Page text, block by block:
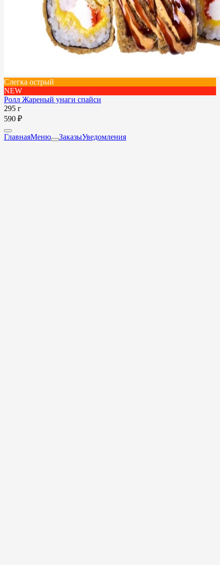
Слегка острый
NEW
Ролл Жареный унаги спайси
295 г
590 ₽
ГлавнаяМеню ЗаказыУведомления